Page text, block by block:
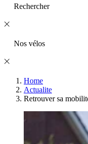
Rechercher
Nos vélos
Home
Actualite
Retrouver sa